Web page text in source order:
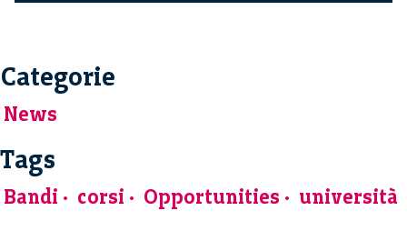
Categorie
News
Tags
Bandi corsi Opportunities università